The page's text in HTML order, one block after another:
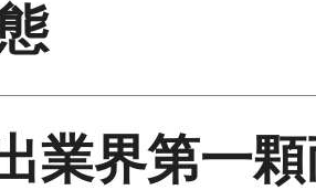
業界第一